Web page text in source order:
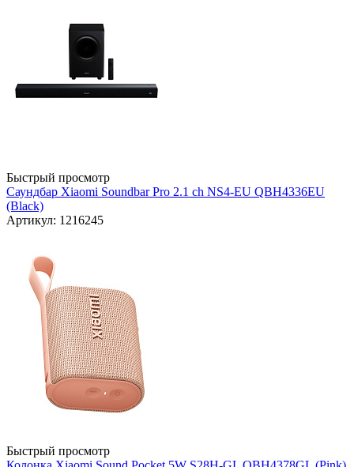
Быстрый просмотр
Саундбар Xiaomi Soundbar Pro 2.1 ch NS4-EU QBH4336EU
(Black)
Артикул: 1216245
Быстрый просмотр